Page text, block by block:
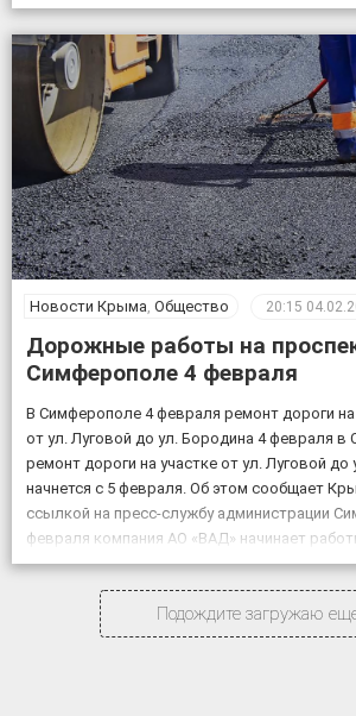
возле пещеры появится музей и
пресс-служба КФУ Дата открытия
Новости Крыма, Общество 20:15
Дорожные работы на
Симферополе 4 февраля
В Симферополе 4 февраля ремонт дороги
от ул. Луговой до ул. Бородина 4 февраля
ремонт дороги на участке от ул. Луговой до
начнется с 5 февраля. Об этом сообщает
ссылкой на пресс-службу администрации
февраля компания АО «ВАД» начинает
объекта «Дублирующий […]
Подождите загружаю